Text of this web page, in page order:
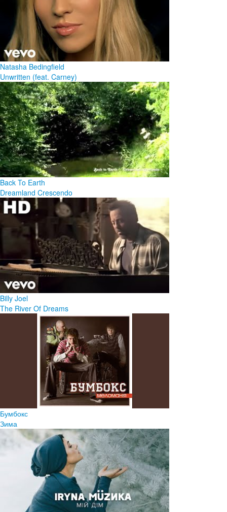
Natasha Bedingfield
Unwritten (feat. Carney)
Back To Earth
Dreamland Crescendo
Billy Joel
The River Of Dreams
Бумбокс
Зима